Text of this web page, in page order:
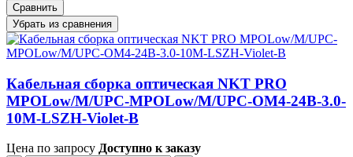
Сравнить
Убрать из сравнения
Кабельная сборка оптическая NKT PRO
MPOLow/M/UPC-MPOLow/M/UPC-OM4-24B-3.0-
10M-LSZH-Violet-B
Цена по запросу Доступно к заказу